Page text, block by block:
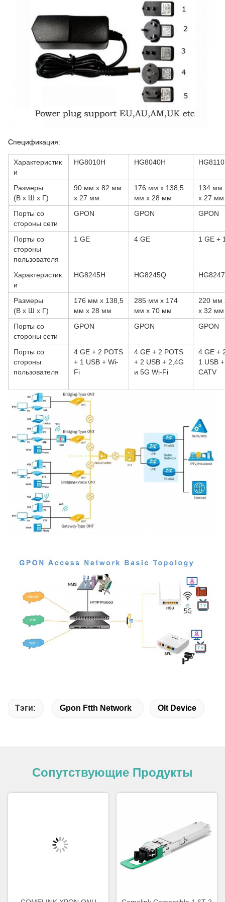
Спецификация:
Характеристик
и
HG8010H HG8040H
Размеры
(В x Ш x Г)
90 мм x 82 мм
x 27 мм
176 мм x 138,5
мм x 28 мм
134 мм
x 27 мм
Порты со
стороны сети
GPON GPON GPON
Порты со
стороны
пользователя
1 GE 4 GE 1 GE +
Характеристик
и
HG8245H HG8245Q
Размеры
(В x Ш x Г)
176 мм x 138,5
мм x 28 мм
285 мм x 174
мм x 70 мм
220 мм
x 32 мм
Порты со
стороны сети
GPON GPON GPON
Порты со
стороны
пользователя
4 GE + 2 POTS
+ 1 USB + Wi-
Fi
4 GE + 2 POTS
+ 2 USB + 2,4G
и 5G Wi-Fi
4 GE +
1 USB
CATV
Тэги: Gpon Ftth Network Olt Device
Сопутствующие Продукты